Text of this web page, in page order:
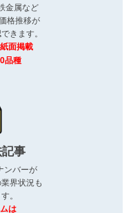
金属など
格推移が
きます。
面掲載
品種
事
ンバーが
界状況も
。
は